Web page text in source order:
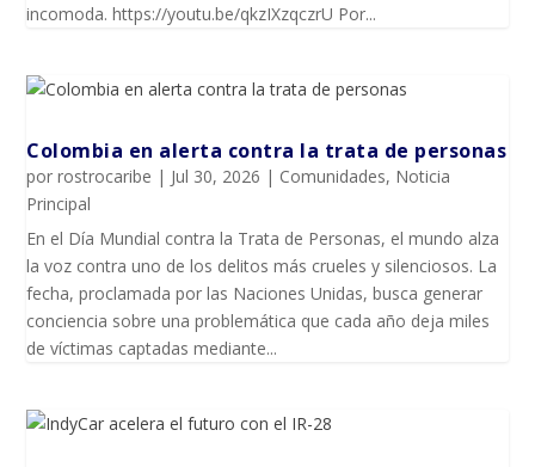
incomoda. https://youtu.be/qkzIXzqczrU Por...
Colombia en alerta contra la trata de personas
porrostrocaribe | Jul 30, 2026 | Comunidades, Noticia
Principal
En el Día Mundial contra la Trata de Personas, el mundo alza
la voz contra uno de los delitos más crueles y silenciosos. La
fecha, proclamada por las Naciones Unidas, busca generar
conciencia sobre una problemática que cada año deja miles
de víctimas captadas mediante...